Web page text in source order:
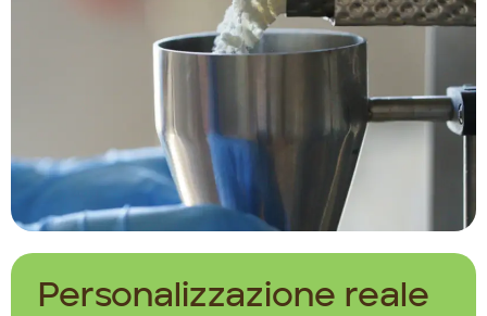
Personalizzazione reale